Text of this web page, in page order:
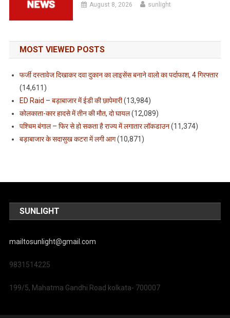
August 8, 2026 sunlight
MOST VIEWED POSTS
फर्जी दस्तावेज दिखाकर दवा दुकान का लाइसेंस बनाने वालो का पर्दाफाश, 4 गिरफ्तार
(14,611)
ED Raid – बड़ाबाजार में ईडी की छापेमारी(13,984)
कोलकाता-कार हादसे में तीन की मौत, दो घायल(12,089)
पश्चिम बंगाल – फिर से हो सकता है राज्य में लगातार लॉकडाउन(11,374)
बड़ाबाजार के सदासुख कटरा में लगी आग(10,871)
SUNLIGHT
mailtosunlight@gmail.com
9831514225
199/5, Mahatma Gandhi Road kolkata- 700007